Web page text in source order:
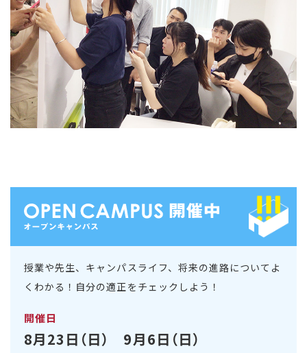
授業や先生、キャンパスライフ、将来の進路についてよ
くわかる！自分の適正をチェックしよう！
開催日
8月23日（日） 9月6日（日）